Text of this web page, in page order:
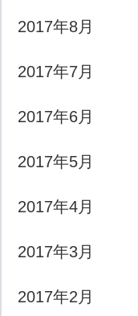
2017年8月
2017年7月
2017年6月
2017年5月
2017年4月
2017年3月
2017年2月